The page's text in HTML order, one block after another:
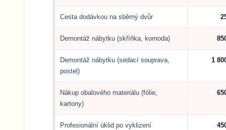
Cesta dodávkou na sběrný dvůr
Demontáž nábytku (skříňka, komoda)
Demontáž nábytku (sedací souprava,
postel)
1
Nákup obalového materiálu (fólie,
kartony)
Profesionální úklid po vyklizení